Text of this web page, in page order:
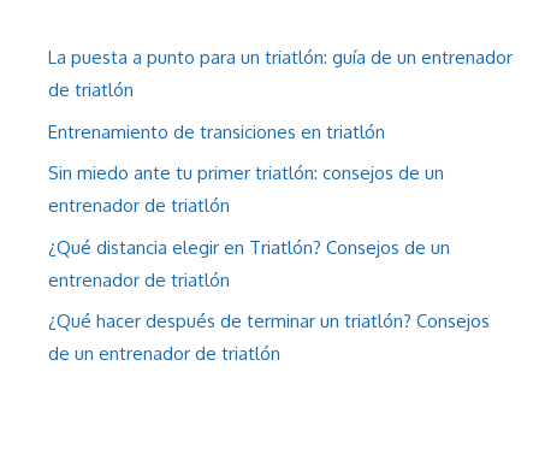
La puesta a punto para un triatlón: guía de un entrenador
de triatlón
Entrenamiento de transiciones en triatlón
Sin miedo ante tu primer triatlón: consejos de un
entrenador de triatlón
¿Qué distancia elegir en Triatlón? Consejos de un
entrenador de triatlón
¿Qué hacer después de terminar un triatlón? Consejos
de un entrenador de triatlón